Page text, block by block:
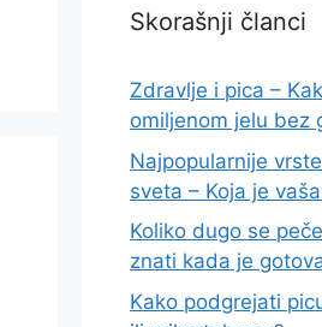
Skorašnji članci
Zdravlje i pica –
omiljenom jelu bez
Najpopularnije
sveta – Koja je
Koliko dugo se
znati kada je
Kako podgrejati